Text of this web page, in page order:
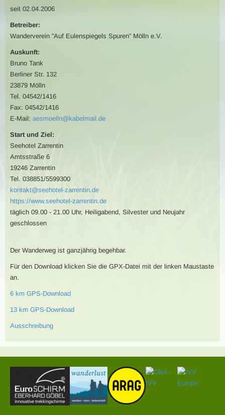
seit 02.04.2006
Betreiber:
Wanderverein ”Auf Eulenspiegels Spuren” Mölln e.V.
Auskunft:
Bruno Tank
Berliner Str. 132
23879 Mölln
Tel. 04542/1416
Fax: 04542/1416
E-Mail: aesmoelln@kabelmail.de
Start und Ziel:
Seehotel Zarrentin
Amtsstraße 6
19246 Zarrentin
Tel. 038851/5599300
kontakt@seehotel-zarrentin.de
https://www.seehotel-zarrentin.de
täglich 09.00 - 21.00 Uhr, Heiligabend, Silvester und Neujahr
geschlossen
Der Wanderweg ist ganzjährig begehbar.
Für den Download klicken Sie die GPX-Datei mit der linken Maustaste
an.
6 km GPS-Download
13 km GPS-Download
Ausschreibung